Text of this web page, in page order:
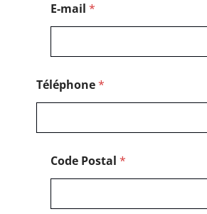
E-mail *
Téléphone*
Code Postal *